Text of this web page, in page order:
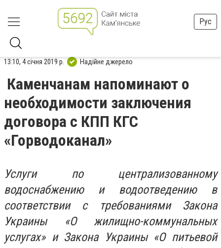
Рус
13:10, 4 січня 2019 р. Надійне джерело
Каменчанам напоминают о
необходимости заключения
договора с КПП КГС
«Горводоканал»
Услуги по централизованному
водоснабжению и водоотведению в
соответствии с требованиями Закона
Украины «О жилищно-коммунальных
услугах» и Закона Украины «О питьевой